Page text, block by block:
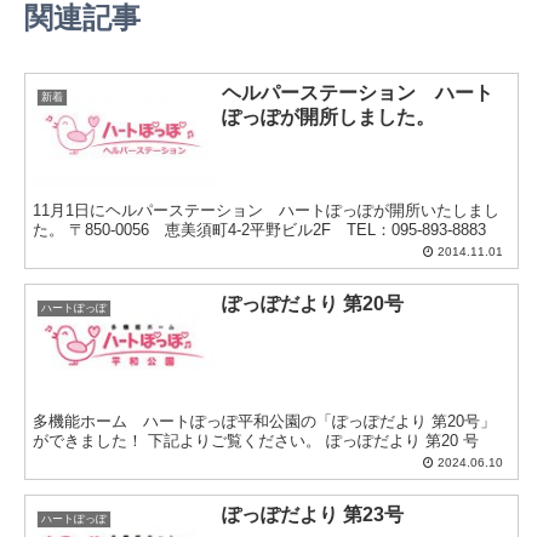
関連記事
新着
ヘルパーステーション ハート
ぽっぽが開所しました。
11月1日にヘルパーステーション ハートぽっぽが開所いたしまし
た。 〒850-0056 恵美須町4-2平野ビル2F TEL：095-893-8883
2014.11.01
ハートぽっぽ ぽっぽだより 第20号
多機能ホーム ハートぽっぽ平和公園の「ぽっぽだより 第20号」
ができました！ 下記よりご覧ください。 ぽっぽだより 第20 号
2024.06.10
ハートぽっぽ ぽっぽだより 第23号